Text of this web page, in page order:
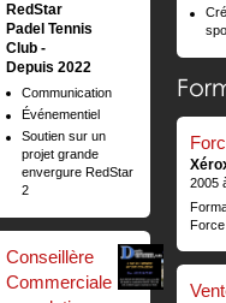
RedStar
Padel Tennis
Club
Depuis 2022
Communication
Événementiel
Soutien sur un
projet grande
envergure RedStar
2
Conseillère
Commerciale
2005